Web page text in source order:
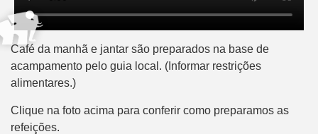
Café da manhã e jantar são preparados na base de
acampamento pelo guia local. (Informar restrições
alimentares.)
Clique na foto acima para conferir como preparamos as
refeições.